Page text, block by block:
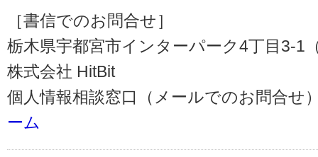
［書信でのお問合せ］
栃木県宇都宮市インターパーク4丁目3-1
株式会社 HitBit
個人情報相談窓口（メールでのお問合せ
ーム